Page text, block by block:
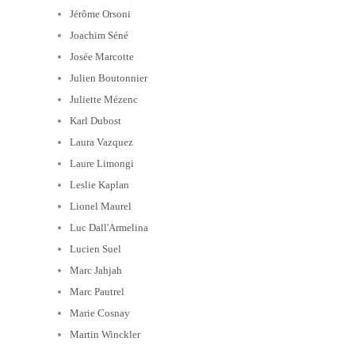
Jérôme Orsoni
Joachim Séné
Josée Marcotte
Julien Boutonnier
Juliette Mézenc
Karl Dubost
Laura Vazquez
Laure Limongi
Leslie Kaplan
Lionel Maurel
Luc Dall'Armelina
Lucien Suel
Marc Jahjah
Marc Pautrel
Marie Cosnay
Martin Winckler